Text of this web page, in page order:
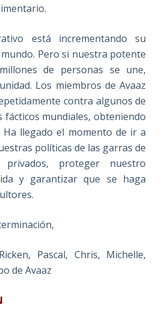
está incrementando su
Pero si nuestra potente
de personas se une,
Los miembros de Avaaz
contra algunos de
fácticos mundiales, obteniendo
llegado el momento de ir a
políticas de las garras de
privados, proteger nuestro
y garantizar que se haga
Pascal, Chris, Michelle,
de Avaaz